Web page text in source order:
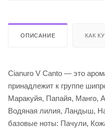
ОПИСАНИЕ КАК
Cianuro V Canto — это
принадлежит к группе
Маракуйя, Папайя, Манго,
Водяная лилия, Ландыш,
базовые ноты: Пачули,